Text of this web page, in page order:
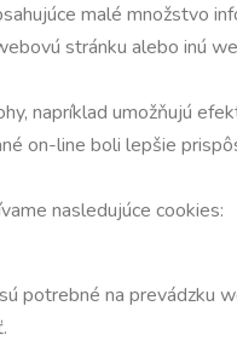
malé množstvo
stránku alebo inú
napríklad umožňujú
on-line boli lepšie
nasledujúce cookies:
potrebné na prevádzku